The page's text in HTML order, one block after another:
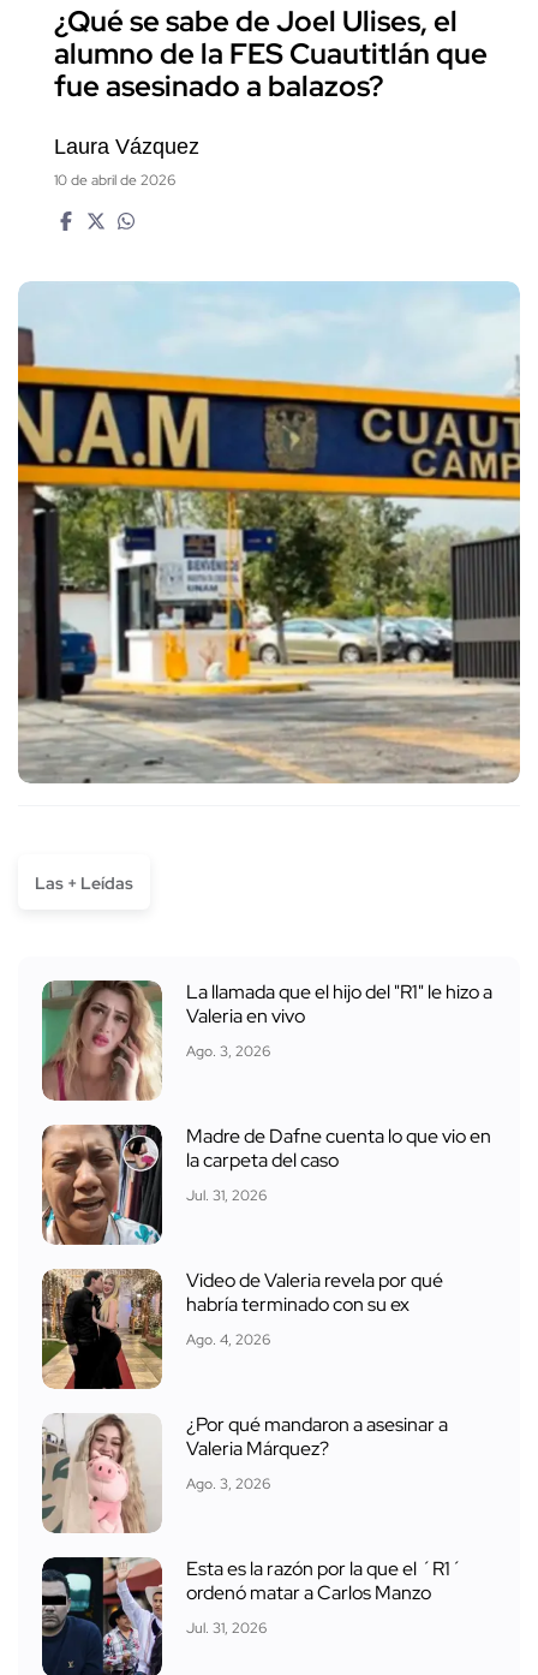
¿Qué se sabe de Joel Ulises, el
alumno de la FES Cuautitlán que
fue asesinado a balazos?
Laura Vázquez
10 de abril de 2026
Las + Leídas
La llamada que el hijo del "R1" le hizo a
Valeria en vivo
Ago. 3, 2026
Madre de Dafne cuenta lo que vio en
la carpeta del caso
Jul. 31, 2026
Video de Valeria revela por qué
habría terminado con su ex
Ago. 4, 2026
¿Por qué mandaron a asesinar a
Valeria Márquez?
Ago. 3, 2026
Esta es la razón por la que el ´R1´
ordenó matar a Carlos Manzo
Jul. 31, 2026